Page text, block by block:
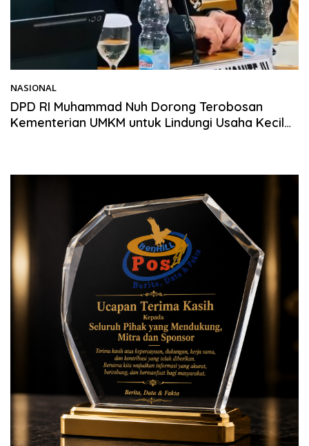
NASIONAL
DPD RI Muhammad Nuh Dorong Terobosan
Kementerian UMKM untuk Lindungi Usaha Kecil